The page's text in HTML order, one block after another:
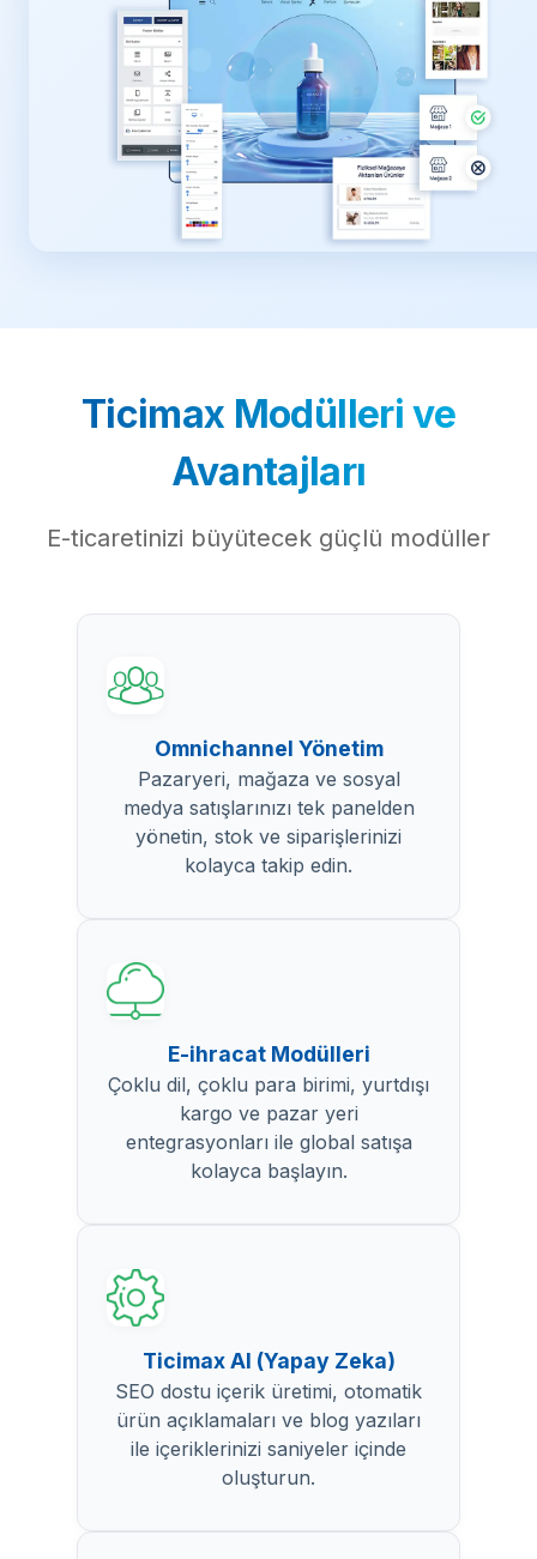
Ticimax Modülleri ve
Avantajları
E-ticaretinizi büyütecek güçlü modüller
Omnichannel Yönetim
Pazaryeri, mağaza ve sosyal
medya satışlarınızı tek panelden
yönetin, stok ve siparişlerinizi
kolayca takip edin.
E-ihracat Modülleri
Çoklu dil, çoklu para birimi, yurtdışı
kargo ve pazar yeri
entegrasyonları ile global satışa
kolayca başlayın.
Ticimax AI (Yapay Zeka)
SEO dostu içerik üretimi, otomatik
ürün açıklamaları ve blog yazıları
ile içeriklerinizi saniyeler içinde
oluşturun.